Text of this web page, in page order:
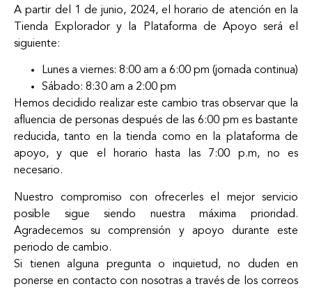
A partir del 1 de junio, 2024, el horario de atención en la
Tienda Explorador y la Plataforma de Apoyo será el
siguiente:
Lunes a viernes: 8:00 am a 6:00 pm (jornada continua)
Sábado: 8:30 am a 2:00 pm
Hemos decidido realizar este cambio tras observar que la
afluencia de personas después de las 6:00 pm es bastante
reducida, tanto en la tienda como en la plataforma de
apoyo, y que el horario hasta las 7:00 p.m, no es
necesario.
Nuestro compromiso con ofrecerles el mejor servicio
posible sigue siendo nuestra máxima prioridad.
Agradecemos su comprensión y apoyo durante este
periodo de cambio.
Si tienen alguna pregunta o inquietud, no duden en
ponerse en contacto con nosotras a través de los correos